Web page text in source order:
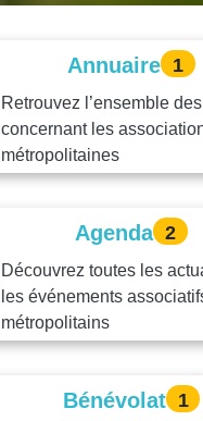
Annuaire 1
Retrouvez l’ensemble
concernant les
métropolitaines
Agenda 2
Découvrez toutes les
les événements
métropolitains
Bénévolat 1